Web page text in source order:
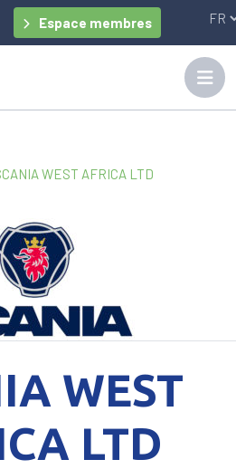
Espace membres
WEST AFRICA LTD
WEST
LTD